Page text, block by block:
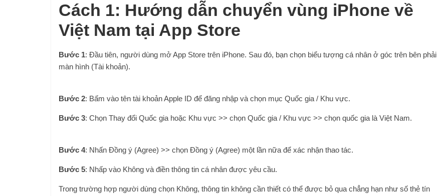
Cách 1: Hướng dẫn chuyển vùng iPhone về
Việt Nam tại App Store
Bước 1: Đầu tiên, người dùng mở App Store trên iPhone. Sau đó, bạn chọn biểu tượng cá nhân ở góc trên bên phải
màn hình (Tài khoản).
Bước 2: Bấm vào tên tài khoản Apple ID để đăng nhập và chọn mục Quốc gia / Khu vực.
Bước 3: Chọn Thay đổi Quốc gia hoặc Khu vực >> chọn Quốc gia / Khu vực >> chọn quốc gia là Việt Nam.
Bước 4: Nhấn Đồng ý (Agree) >> chọn Đồng ý (Agree) một lần nữa để xác nhận thao tác.
Bước 5: Nhấp vào Không và điền thông tin cá nhân được yêu cầu.
Trong trường hợp người dùng chọn Không, thông tin không cần thiết có thể được bỏ qua chẳng hạn như số thẻ tín